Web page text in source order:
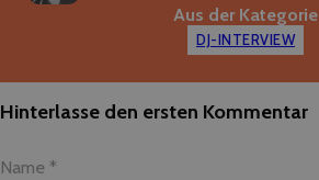
Aus der Kategorie
DJ-INTERVIEW
Hinterlasse den ersten Kommentar
Name *